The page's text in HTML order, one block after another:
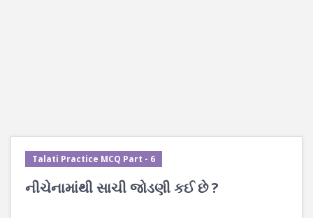
Talati Practice MCQ Part - 6
નીચેનામાંથી સાચી જોડણી કઈ છે ?